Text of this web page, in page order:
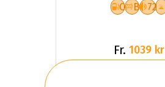
C B 72
Fr. 1039 kr